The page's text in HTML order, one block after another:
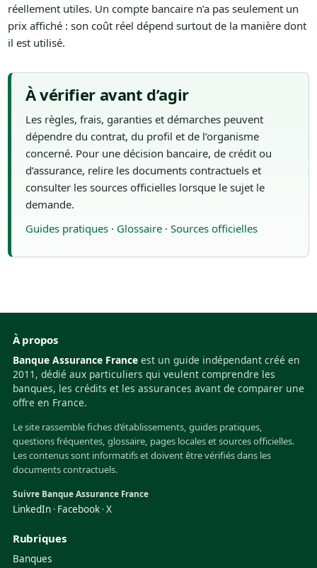
réellement utiles. Un compte bancaire n’a pas seulement un
prix affiché : son coût réel dépend surtout de la manière dont
il est utilisé.
À vérifier avant d’agir
Les règles, frais, garanties et démarches peuvent
dépendre du contrat, du profil et de l’organisme
concerné. Pour une décision bancaire, de crédit ou
d’assurance, relire les documents contractuels et
consulter les sources officielles lorsque le sujet le
demande.
Guides pratiques· Glossaire· Sources officielles
À propos
Banque Assurance France est un guide indépendant créé en
2011, dédié aux particuliers qui veulent comprendre les
banques, les crédits et les assurances avant de comparer une
offre en France.
Le site rassemble fiches d’établissements, guides pratiques,
questions fréquentes, glossaire, pages locales et sources officielles.
Les contenus sont informatifs et doivent être vérifiés dans les
documents contractuels.
Suivre Banque Assurance France
LinkedIn · Facebook ·X
Rubriques
Banques